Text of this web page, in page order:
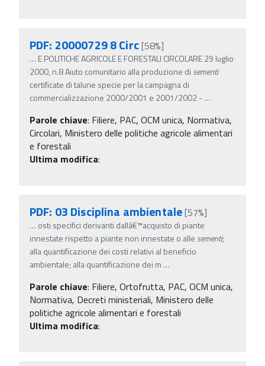
PDF: 20000729 8 Circ[58%]
… E POLITICHE AGRICOLE E FORESTALI CIRCOLARE 29 luglio
2000, n.8 Aiuto comunitario alla produzione di sementi
certificate di talune specie per la campagna di
commercializzazione 2000/2001 e 2001/2002 -…
Parole chiave: Filiere, PAC, OCM unica, Normativa,
Circolari, Ministero delle politiche agricole alimentari
e forestali
Ultima modifica:
PDF: 03 Disciplina ambientale[57%]
… osti specifici derivanti dallâ€™acquisto di piante
innestate rispetto a piante non innestate o alle sementi;
alla quantificazione dei costi relativi al beneficio
ambientale; alla quantificazione dei m …
Parole chiave: Filiere, Ortofrutta, PAC, OCM unica,
Normativa, Decreti ministeriali, Ministero delle
politiche agricole alimentari e forestali
Ultima modifica: